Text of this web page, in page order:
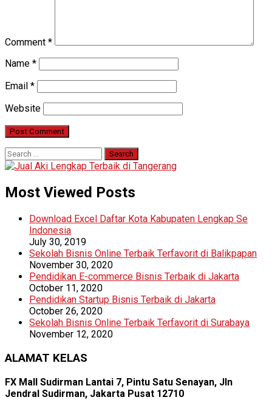
Comment *
Name *
Email *
Website
Search
for:
Most Viewed Posts
Download Excel Daftar Kota Kabupaten Lengkap Se
Indonesia
July 30, 2019
Sekolah Bisnis Online Terbaik Terfavorit di Balikpapan
November 30, 2020
Pendidikan E-commerce Bisnis Terbaik di Jakarta
October 11, 2020
Pendidikan Startup Bisnis Terbaik di Jakarta
October 26, 2020
Sekolah Bisnis Online Terbaik Terfavorit di Surabaya
November 12, 2020
ALAMAT KELAS
FX Mall Sudirman Lantai 7, Pintu Satu Senayan, Jln
Jendral Sudirman, Jakarta Pusat 12710